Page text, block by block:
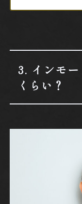
3. インモ
くらい？